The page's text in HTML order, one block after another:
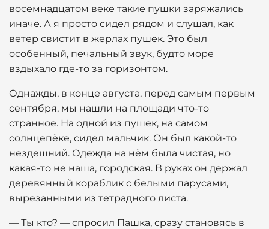
восемнадцатом веке такие пушки заряжались
иначе. А я просто сидел рядом и слушал, как
ветер свистит в жерлах пушек. Это был
особенный, печальный звук, будто море
вздыхало где-то за горизонтом.
Однажды, в конце августа, перед самым первым
сентября, мы нашли на площади что-то
странное. На одной из пушек, на самом
солнцепёке, сидел мальчик. Он был какой-то
нездешний. Одежда на нём была чистая, но
какая-то не наша, городская. В руках он держал
деревянный кораблик с белыми парусами,
вырезанными из тетрадного листа.
— Ты кто? — спросил Пашка, сразу становясь в